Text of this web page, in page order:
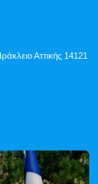
Αττικής 14121